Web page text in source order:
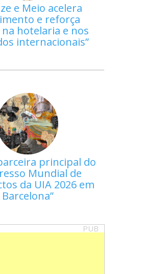
e Meio acelera
e reforça
hotelaria e nos
internacionais
principal do
Mundial de
da UIA 2026 em
Barcelona
PUB